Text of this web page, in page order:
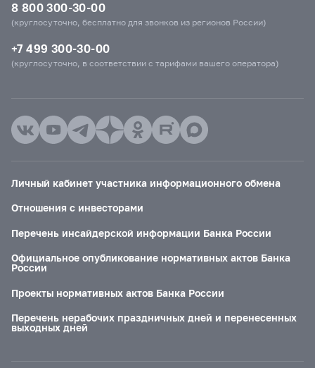
8 800 300-30-00
(круглосуточно, бесплатно для звонков из регионов России)
+7 499 300-30-00
(круглосуточно, в соответствии с тарифами вашего оператора)
Личный кабинет участника информационного обмена
Отношения с инвесторами
Перечень инсайдерской информации Банка России
Официальное опубликование нормативных актов Банка
России
Проекты нормативных актов Банка России
Перечень нерабочих праздничных дней и перенесенных
выходных дней